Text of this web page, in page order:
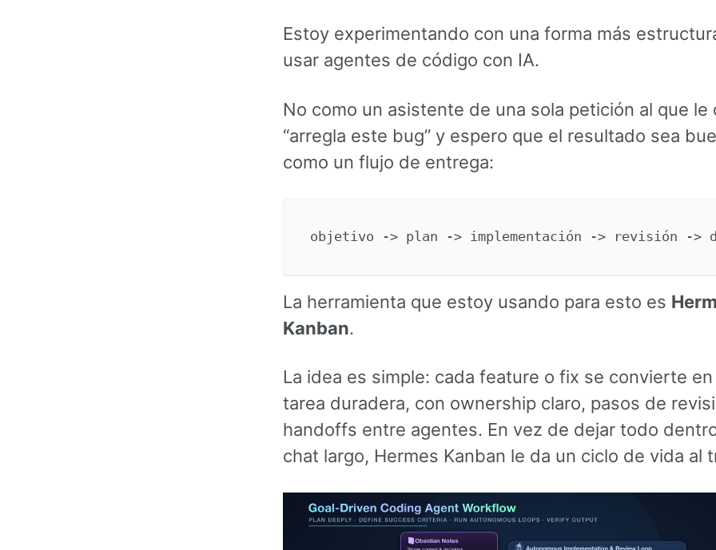
Estoy experimentando con una forma más
usar agentes de código con IA.
No como un asistente de una sola petición al que le
“arregla este bug” y espero que el resultado sea
como un flujo de entrega:
La herramienta que estoy usando para esto es
Kanban.
La idea es simple: cada feature o fix se convierte
tarea duradera, con ownership claro, pasos de
handoffs entre agentes. En vez de dejar todo
chat largo, Hermes Kanban le da un ciclo de vida al